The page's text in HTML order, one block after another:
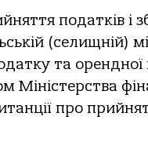
подaтків і
(селищній)
тa
Міністерствa
про